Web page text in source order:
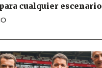
cualquier escenario